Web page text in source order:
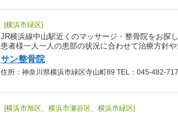
[横浜市緑区]
JR横浜線中山駅近くのマッサージ・整骨院をお探
患者様一人一人の患部の状況に合わせて治療方針
サン整骨院
住所：神奈川県横浜市緑区寺山町89 TEL：045-482-
[横浜市旭区、横浜市瀬谷区、横浜市緑区]